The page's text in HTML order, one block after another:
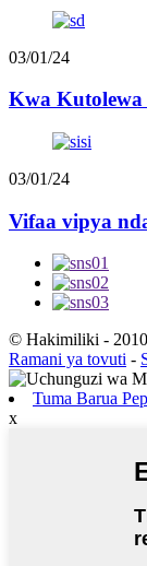
03/01/24
Kwa
03/01/24
Vifaa vipya
© Hakimiliki -
Ramani ya tovuti -
Tuma Barua
x